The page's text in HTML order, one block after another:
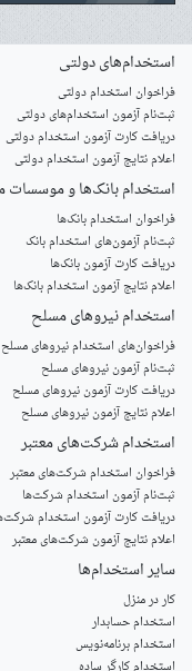
استخدام‌های دولتی
فراخوان استخدام دولتی
ثبت‌نام آزمون‌ استخدام‌های دولتی
دریافت کارت آزمون استخدام دولتی
اعلام نتایج آزمون استخدام دولتی
استخدام‌ بانک‌ها و موسسات
فراخوان استخدام بانک‌ها
‌ثبت‌نام آزمون‌های استخدام بانک
دریافت کارت آزمون بانک‌ها
اعلام نتایج آزمون استخدام بانک‌ها
استخدام‌ نیروهای مسلح
‌فراخوان‌های استخدام‌ نیروهای مسلح
ثبت‌نام آزمون نیروهای مسلح
دریافت کارت آزمون نیروهای مسلح
اعلام نتایج آزمون نیروهای مسلح
استخدام‌ شرکت‌های معتبر
فراخوان استخدام شرکت‌های معتبر
ثبت‌نام آزمون استخدام شرکت‌ها
دریافت کارت آزمون استخدام
اعلام نتایج آزمون شرکت‌های معتبر
سایر استخدام‌ها
کار در منزل
استخدام حسابدار
استخدام برنامه‌نویس